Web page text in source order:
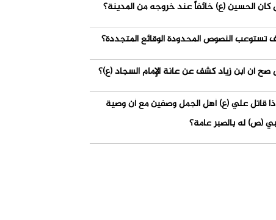
كان الحسين (ع) خائفاً عند خروجه من المدينة؟
تستوعب النصوص المحدودة الوقائع المتجددة؟
أن ابن زياد كشف عن عانة الإمام السجاد (ع)؟
قاتل علي (ع) أهل الجمل وصفين مع أن وصية
(ص) له بالصبر عامة؟